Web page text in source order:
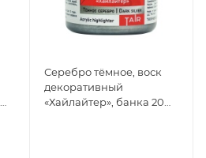
Серебро тёмное, воск
декоративный
«Хайлайтер», банка 20